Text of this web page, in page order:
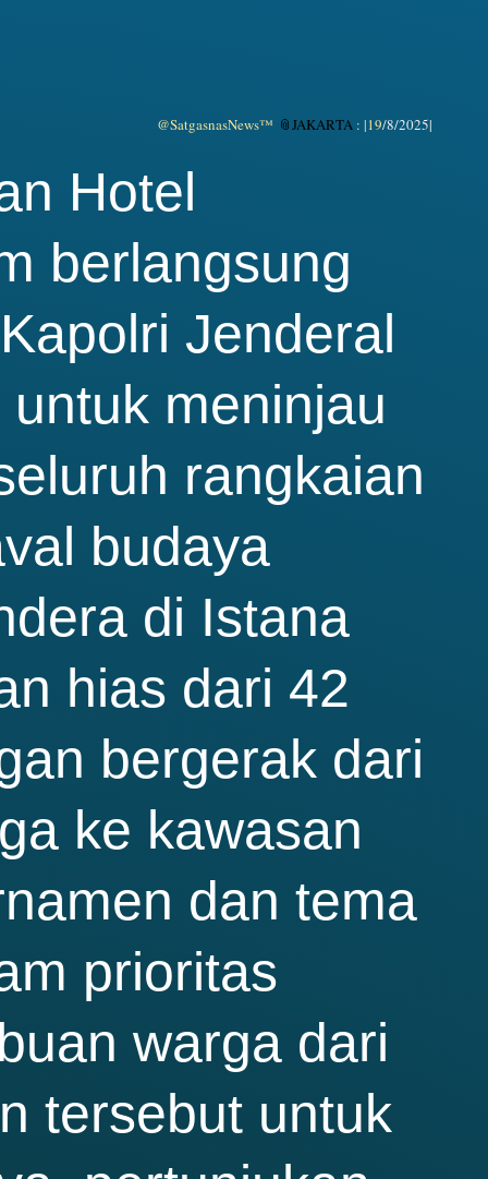
@SatgasnasNews™ 📎JAKARTA: |19/8/2025|
Hotel
berlangsung
Jenderal
meninjau
rangkaian
budaya
di Istana
hias dari 42
bergerak dari
ke kawasan
dan tema
prioritas
warga dari
tersebut untuk